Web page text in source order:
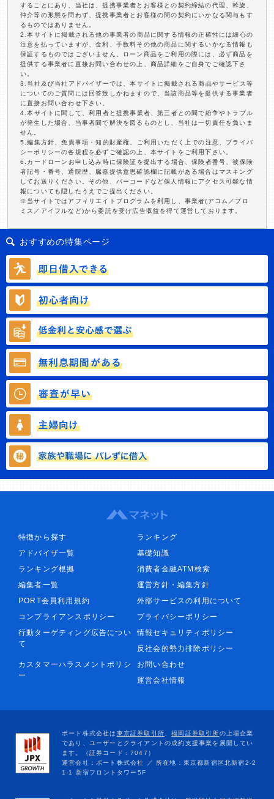
することにあり、当社は、提携事業者とお客様との契約締結の代理、斡旋、
仲介等の形態を問わず、提携事業者とお客様の間の契約にいかなる関与もす
るものではありません。
2.本サイトに掲載される他の事業者の商品に関する情報の正確性には細心の
注意を払っていますが、金利、手数料その他の商品に関するいかなる情報も
保証するものではございません。ローン商品をご利用の際には、必ず商品を
提供する事業者に直接お問い合わせの上、商品詳細をご自身でご確認下さ
い。
3.当社及び当社アドバイザーでは、本サイトに掲載される商品やサービス等
についてのご質問には回答致しかねますので、当該商品等を提供する事業者
に直接お問い合わせ下さい。
4.本サイトに関して、利用者と提携事業者、第三者との間で紛争やトラブル
が発生した場合、当事者間で解決を図るものとし、当社は一切責任を負いま
せん。
5.編集方針、免責事項・知的財産権、ご利用いただく上での注意、プライバ
シーポリシーの各規程を必ずご確認の上、本サイトをご利用下さい。
6.カードローンお申し込み時に保険証を提出する場合、保険者番号、被保険
者記号・番号、通院歴、臓器提供意思確認欄に記載がある場合はマスキング
してお送りください。その他、バーコードなど個人情報にアクセス可能な情
報についても隠したうえでご提出ください。
※当サイトではアフィリエイトプログラムを利用し、事業者(アコム／プロ
ミス／アイフルなど)から委託を受け広告収益を得て運営しております。
おすすめの特集ページ
特徴から探す
ランキング
アドバイザ一覧
基礎知識
ランキング根拠
消費者金融ATM検索
編集者一覧
運営方針・編集方針
PORT会員利用規約
外部サービスの利用について
コンプライアンスポリシー
プライバシーポリシー
行動ターゲティング広告につい
て
情報セキュリティポリシー
反社会的勢力排除ポリシー
カスタマーハラスメントポリシ
ー
お問い合わせ
運営会社情報